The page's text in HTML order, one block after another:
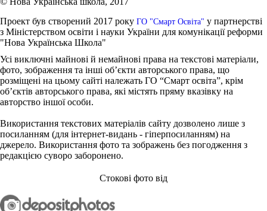
Проект був створений 2017 року ГО "Смарт Освіта" у партнерстві
з Міністерством освіти і науки України для комунікації реформи
"Нова Українська Школа"
Усі виключні майнові й немайнові права на текстові матеріали,
фото, зображення та інші об’єкти авторського права, що
розміщені на цьому сайті належать ГО “Смарт освіта”, крім
об’єктів авторського права, які містять пряму вказівку на
авторство іншої особи.
Використання текстових матеріалів сайту дозволено лише з
посиланням (для інтернет-видань - гіперпосиланням) на
джерело. Використання фото та зображень без погодження з
редакцією суворо заборонено.
Стокові фото від